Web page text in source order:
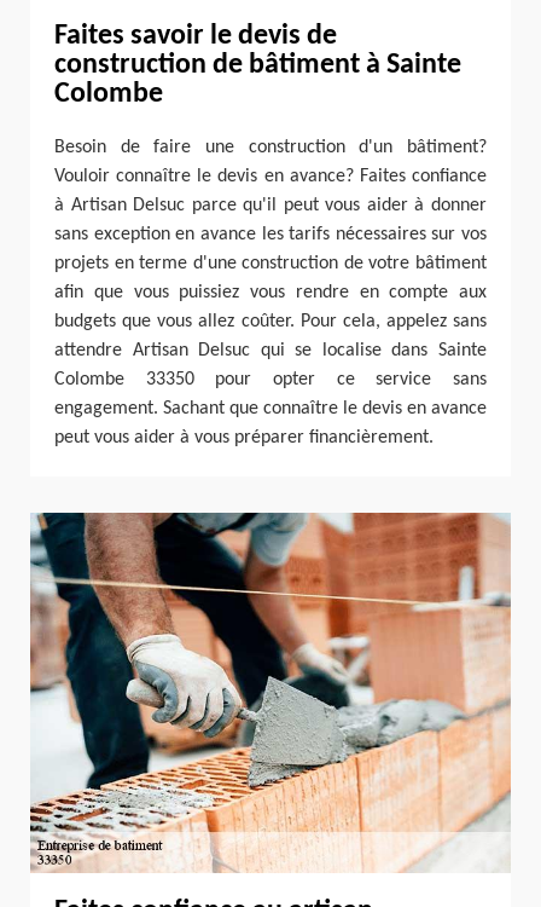
Faites savoir le devis de
construction de bâtiment à Sainte
Colombe
Besoin de faire une construction d'un bâtiment?
Vouloir connaître le devis en avance? Faites confiance
à Artisan Delsuc parce qu'il peut vous aider à donner
sans exception en avance les tarifs nécessaires sur vos
projets en terme d'une construction de votre bâtiment
afin que vous puissiez vous rendre en compte aux
budgets que vous allez coûter. Pour cela, appelez sans
attendre Artisan Delsuc qui se localise dans Sainte
Colombe 33350 pour opter ce service sans
engagement. Sachant que connaître le devis en avance
peut vous aider à vous préparer financièrement.